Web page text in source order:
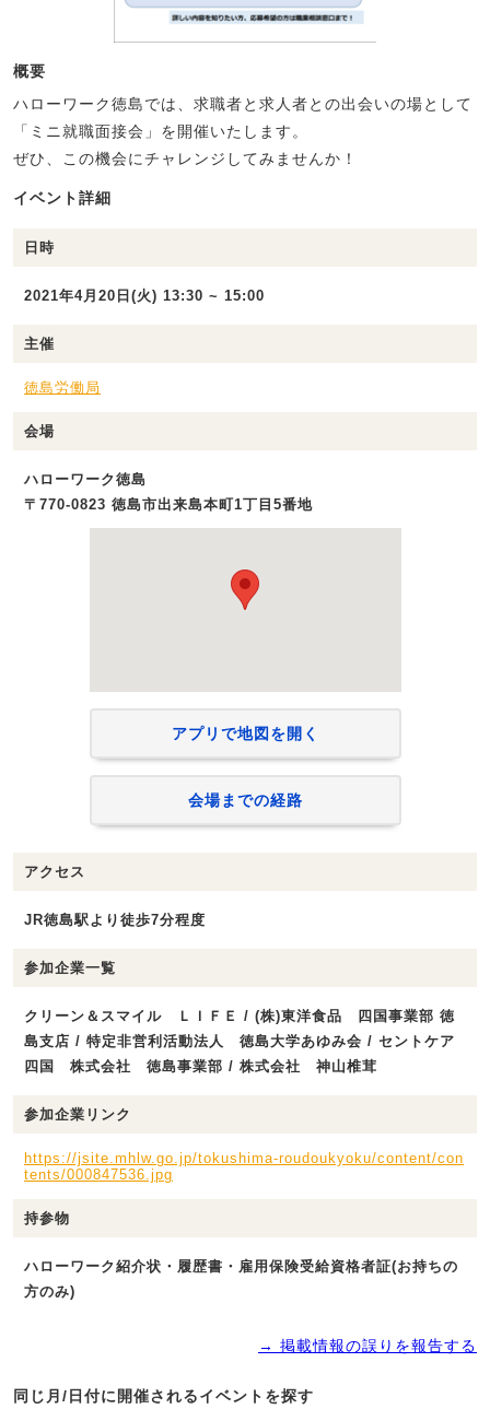
概要
ハローワーク徳島では、求職者と求人者との出会いの場として
「ミニ就職面接会」を開催いたします。
ぜひ、この機会にチャレンジしてみませんか！
イベント詳細
日時
2021年4月20日(火) 13:30 ~ 15:00
主催
徳島労働局
会場
ハローワーク徳島
〒770-0823 徳島市出来島本町1丁目5番地
アプリで地図を開く
会場までの経路
アクセス
JR徳島駅より徒歩7分程度
参加企業一覧
クリーン＆スマイル ＬＩＦＥ / (株)東洋食品 四国事業部 徳
島支店 / 特定非営利活動法人 徳島大学あゆみ会 / セントケア
四国 株式会社 徳島事業部 / 株式会社 神山椎茸
参加企業リンク
https://jsite.mhlw.go.jp/tokushima-roudoukyoku/content/con
tents/000847536.jpg
持参物
ハローワーク紹介状・履歴書・雇用保険受給資格者証(お持ちの
方のみ)
→ 掲載情報の誤りを報告する
同じ月/日付に開催されるイベントを探す